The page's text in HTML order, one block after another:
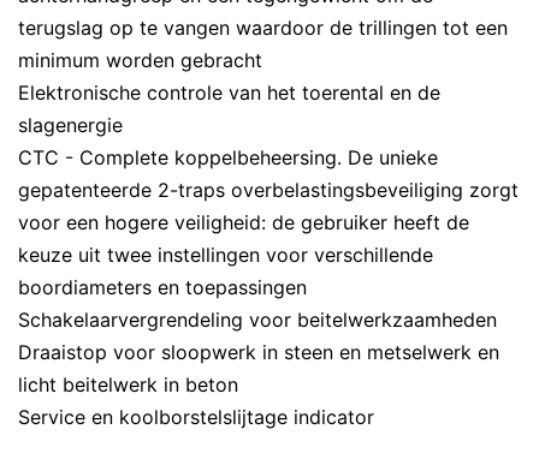
terugslag op te vangen waardoor de trillingen tot een
minimum worden gebracht
Elektronische controle van het toerental en de
slagenergie
CTC - Complete koppelbeheersing. De unieke
gepatenteerde 2-traps overbelastingsbeveiliging zorgt
voor een hogere veiligheid: de gebruiker heeft de
keuze uit twee instellingen voor verschillende
boordiameters en toepassingen
Schakelaarvergrendeling voor beitelwerkzaamheden
Draaistop voor sloopwerk in steen en metselwerk en
licht beitelwerk in beton
Service en koolborstelslijtage indicator